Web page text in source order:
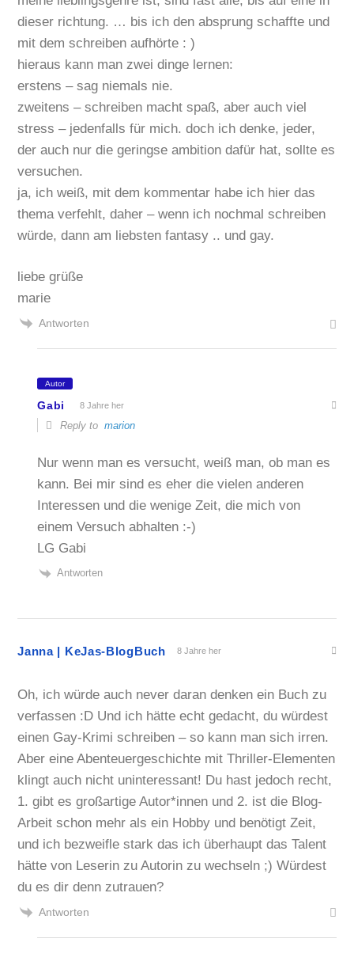
dieser richtung. … bis ich den absprung schaffte und
mit dem schreiben aufhörte : )
hieraus kann man zwei dinge lernen:
erstens – sag niemals nie.
zweitens – schreiben macht spaß, aber auch viel
stress – jedenfalls für mich. doch ich denke, jeder,
der auch nur die geringse ambition dafür hat, sollte es
versuchen.
ja, ich weiß, mit dem kommentar habe ich hier das
thema verfehlt, daher – wenn ich nochmal schreiben
würde, dann am liebsten fantasy .. und gay.
liebe grüße
marie
Antworten
Autor
Gabi 8 Jahre her
Reply tomarion
Nur wenn man es versucht, weiß man, ob man es
kann. Bei mir sind es eher die vielen anderen
Interessen und die wenige Zeit, die mich von
einem Versuch abhalten :-)
LG Gabi
Antworten
Janna | KeJas-BlogBuch 8 Jahre her
Oh, ich würde auch never daran denken ein Buch zu
verfassen :D Und ich hätte echt gedacht, du würdest
einen Gay-Krimi schreiben – so kann man sich irren.
Aber eine Abenteuergeschichte mit Thriller-Elementen
klingt auch nicht uninteressant! Du hast jedoch recht,
1. gibt es großartige Autor*innen und 2. ist die Blog-
Arbeit schon mehr als ein Hobby und benötigt Zeit,
und ich bezweifle stark das ich überhaupt das Talent
hätte von Leserin zu Autorin zu wechseln ;) Würdest
du es dir denn zutrauen?
Antworten